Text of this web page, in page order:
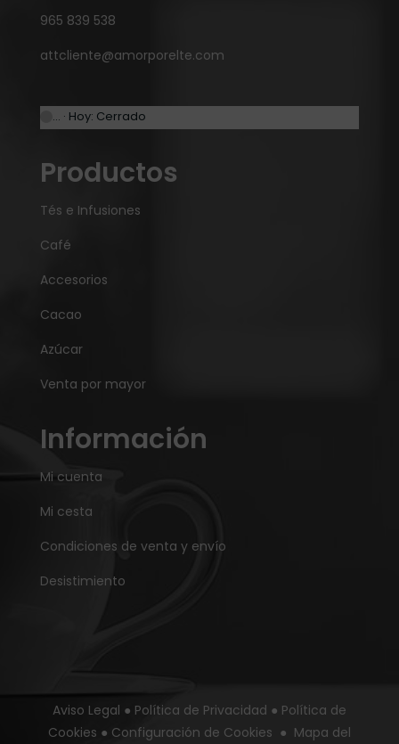
965 839 538
attcliente@amorporelte.com
… · Hoy: Cerrado
Productos
Tés e Infusiones
Café
Accesorios
Cacao
Azúcar
Venta por mayor
Información
Mi cuenta
Mi cesta
Condiciones de venta y envío
Desistimiento
Aviso Legal ● Política de Privacidad ● Política de
Cookies ● Configuración de Cookies ● Mapa del